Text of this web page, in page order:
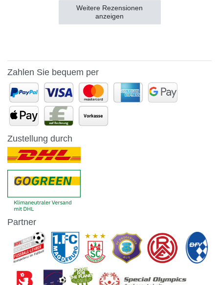
Weitere Rezensionen
anzeigen
Zahlen Sie bequem per
Zustellung durch
Partner